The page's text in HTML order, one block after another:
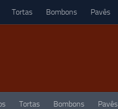
Tortas Bombons Pavês
Tortas Bombons Pavês